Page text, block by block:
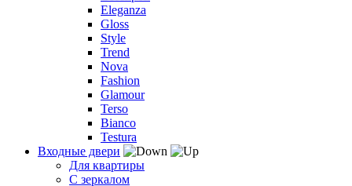
Eleganza
Gloss
Style
Trend
Nova
Fashion
Glamour
Terso
Bianco
Testura
Входные двери
Для квартиры
С зеркалом